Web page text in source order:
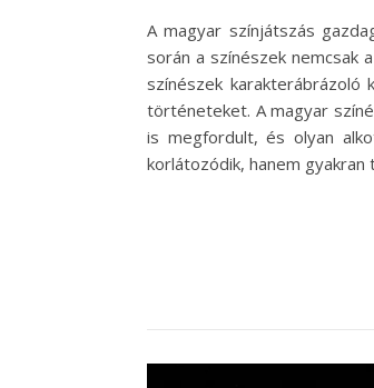
A magyar színjátszás
során a színészek nemcsak
színészek
történeteket. A magyar
is megfordult, és olyan
korlátozódik, hanem